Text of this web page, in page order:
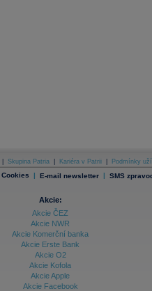
Skupina Patria Kariéra v Patrii Podmínky
Cookies | E-mail newsletter | SMS
Akcie:
Akcie ČEZ
Akcie NWR
Akcie Komerční banka
Akcie Erste Bank
Akcie O2
Akcie Kofola
Akcie Apple
Akcie Facebook